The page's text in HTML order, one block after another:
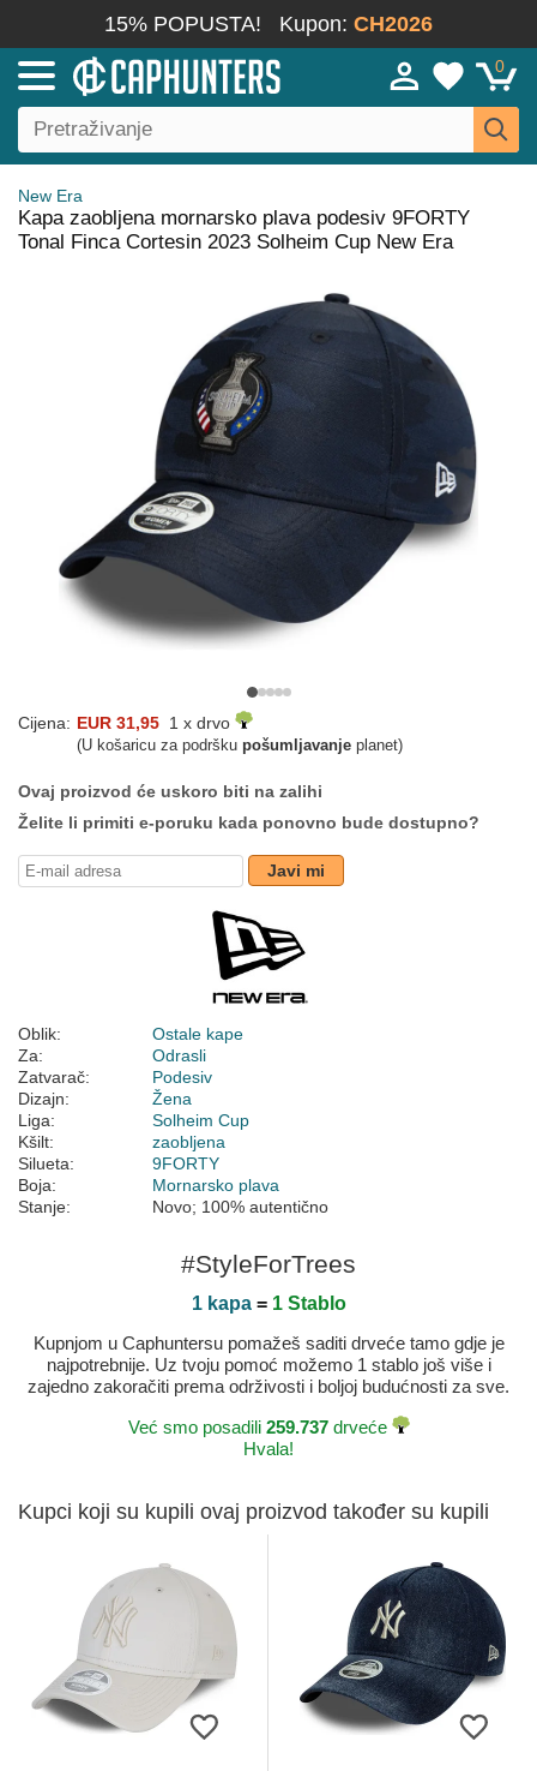
15% POPUSTA! Kupon: CH2026
0
New Era
Kapa zaobljena mornarsko plava podesiv 9FORTY
Tonal Finca Cortesin 2023 Solheim Cup New Era
Cijena: EUR 31,95 1 x drvo
(U košaricu za podršku pošumljavanje planet)
Ovaj proizvod će uskoro biti na zalihi
Želite li primiti e-poruku kada ponovno bude dostupno?
Javi mi
Oblik:
Ostale kape
Za:
Odrasli
Zatvarač:
Podesiv
Dizajn:
Žena
Liga:
Solheim Cup
Kšilt:
zaobljena
Silueta:
9FORTY
Boja:
Mornarsko plava
Stanje:
Novo; 100% autentično
#StyleForTrees
1 kapa= 1 Stablo
Kupnjom u Caphuntersu pomažeš saditi drveće tamo gdje je
najpotrebnije. Uz tvoju pomoć možemo 1 stablo još više i
zajedno zakoračiti prema održivosti i boljoj budućnosti za sve.
Već smo posadili 259.737drveće
Hvala!
Kupci koji su kupili ovaj proizvod također su kupili